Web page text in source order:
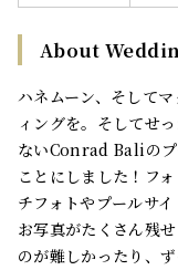
About
ハネムーン、そして
ィングを。そしてせ
ないConrad Baliのプ
ことにしました！フ
チフォトやプールサ
お写真がたくさん残
のが難しかったり、